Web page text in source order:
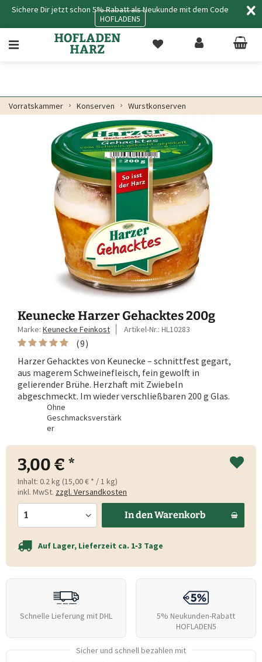
Sichere Dir jetzt schon 5% Rabatt als Neukunde mit dem Code
HOFLADEN5
Vorratskammer Konserven Wurstkonserven
Keunecke Harzer Gehacktes 200g
Marke: Keunecke Feinkost Artikel-Nr.: HL10283
(9)
Harzer Gehacktes von Keunecke – schnittfest gegart,
aus magerem Schweinefleisch, fein gewolft in
gelierender Brühe. Herzhaft mit Zwiebeln
abgeschmeckt. Im wieder verschließbaren 200 g Glas.
Ohne
Geschmacksverstärk
er
3,00 € *
Inhalt: 0.2 kg (15,00 € * / 1 kg)
inkl. MwSt. zzgl. Versandkosten
In denWarenkorb
Auf Lager, Lieferzeit ca. 1‑3 Tage
Schnelle Lieferung mit DHL
5% Neukunden-Rabatt
HOFLADEN5
Sicher und schnell bezahlen mit